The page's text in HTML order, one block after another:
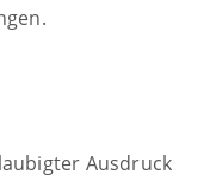
Ausdruck